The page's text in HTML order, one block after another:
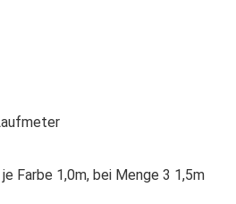
Farbe 1,0m, bei Menge 3 1,5m